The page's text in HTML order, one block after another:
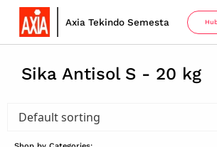
Axia Tekindo Semesta
Sika Antisol S - 20 kg